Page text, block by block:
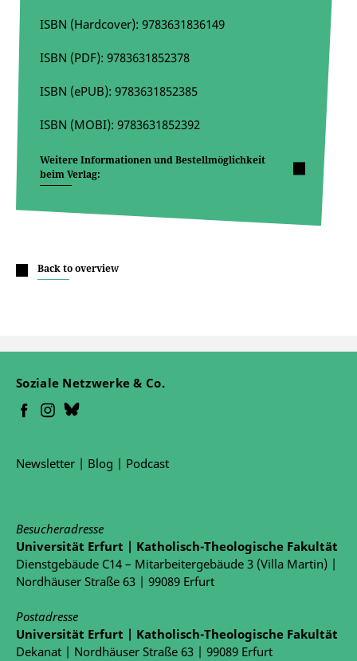
ISBN (Hardcover): 9783631836149
ISBN (PDF): 9783631852378
ISBN (ePUB): 9783631852385
ISBN (MOBI): 9783631852392
Weitere Informationen und Bestellmöglichkeit
beim Verlag:
Back to overview
Soziale Netzwerke & Co.
Newsletter | Blog | Podcast
Besucheradresse
Universität Erfurt | Katholisch-Theologische Fakultät
Dienstgebäude C14 – Mitarbeitergebäude 3 (Villa Martin) |
Nordhäuser Straße 63 | 99089 Erfurt
Postadresse
Universität Erfurt | Katholisch-Theologische Fakultät
Dekanat | Nordhäuser Straße 63 | 99089 Erfurt